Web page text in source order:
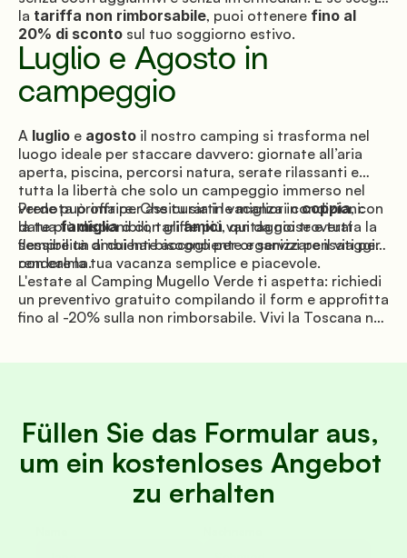
la tariffa non rimborsabile, puoi ottenere fino al
20% di sconto sul tuo soggiorno estivo.
Luglio e Agosto in
campeggio
A luglio e agosto il nostro camping si trasforma nel
luogo ideale per staccare davvero: giornate all’aria
aperta, piscina, percorsi natura, serate rilassanti e
tutta la libertà che solo un campeggio immerso nel
verde può offrire. Che tu sia in vacanza incoppia, con
la tuafamigliao con gliamici, qui da noi troverai
sempre un ambiente accogliente e servizi pensati per
rendere la tua vacanza semplice e piacevole.
Prenota prima per assicurarti le migliori condizioni:
date più disponibili, tariffe più vantaggiose e tutta la
flessibilità di cui hai bisogno per organizzare il viaggio
con calma.
L'estate al Camping Mugello Verde ti aspetta: richiedi
un preventivo gratuito compilando il form e approfitta
fino al -20% sulla non rimborsabile. Vivi la Toscana nel
Füllen Sie das Formular aus,
um ein kostenloses Angebot
zu erhalten